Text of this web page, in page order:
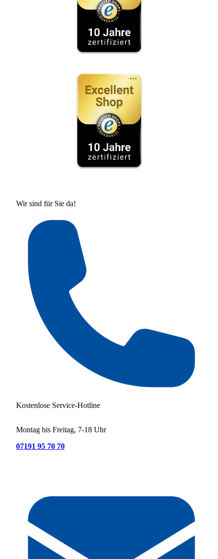
Wir sind für Sie da!
Kostenlose Service-Hotline
Montag bis Freitag, 7-18 Uhr
07191 95 70 70